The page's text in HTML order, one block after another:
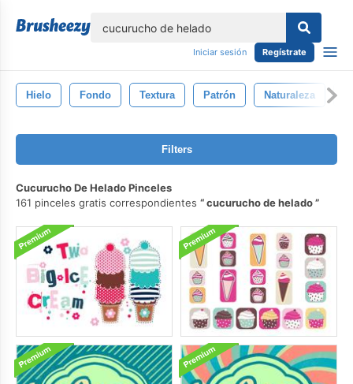
Iniciar sesión Regístrate
Hielo Fondo Textura Patrón Naturaleza
Filters
Cucurucho De Helado Pinceles
161 pinceles gratis correspondientes
cucurucho de helado